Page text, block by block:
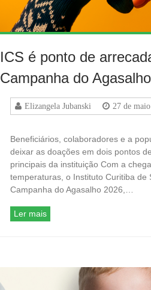
ICS é ponto de
Campanha do
Elizangela Jubanski 27 de
Beneficiários, colaboradores e a
deixar as doações em dois pontos
principais da instituição Com a
temperaturas, o Instituto Curitiba de
Campanha do Agasalho 2026,…
Ler mais